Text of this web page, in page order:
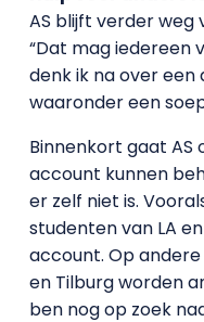
AS blijft verder weg
“Dat mag iedereen
denk ik na over een
waaronder een
Binnenkort gaat AS
account kunnen
er zelf niet is.
studenten van LA
account. Op andere
en Tilburg worden
ben nog op zoek